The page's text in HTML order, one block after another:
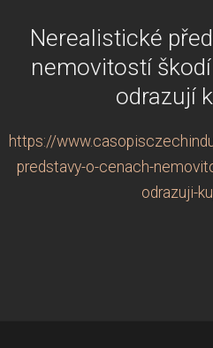
Nerealistické
nemovitostí
odrazují
https://
predstavy-o-cenach-
odrazuji-